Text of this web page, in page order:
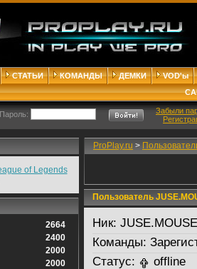
СТАТЬИ КОМАНДЫ ДЕМКИ
VOD'ы
Забыли
of Legends
2664
2400
2000
2000
ProPlay.ru >
Пользователь
Ник:
Команды:
Статус:
offline